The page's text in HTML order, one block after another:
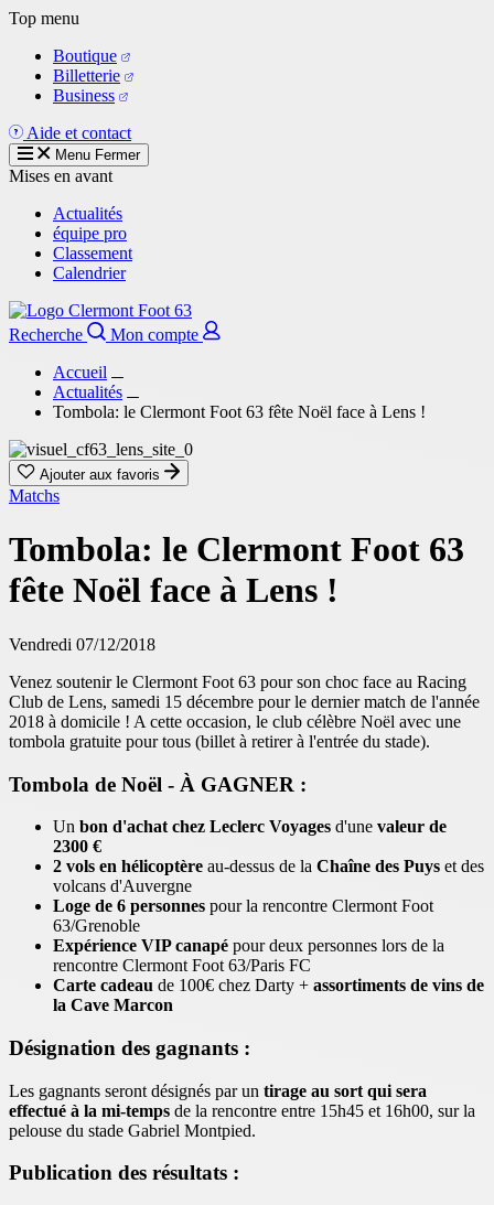
Aller
contenu
principal
Top menu
Boutique
Billetterie
Business
Aide et contact
Menu Fermer
Mises en avant
Actualités
équipe pro
Classement
Calendrier
Recherche
Mon compte
Accueil
Actualités
Tombola: le Clermont Foot 63 fête Noël face à Lens !
Ajouter aux favoris
Matchs
Tombola: le Clermont Foot 63
fête Noël face à Lens !
Vendredi 07/12/2018
Venez soutenir le Clermont Foot 63 pour son choc face au Racing
Club de Lens, samedi 15 décembre pour le dernier match de l'année
2018 à domicile ! A cette occasion, le club célèbre Noël avec une
tombola gratuite pour tous (billet à retirer à l'entrée du stade).
Tombola de Noël - À GAGNER :
Un bon d'achat chez Leclerc Voyages d'une valeur de
2300 €
2 vols en hélicoptère au-dessus de la Chaîne des Puys et des
volcans d'Auvergne
Loge de 6 personnes pour la rencontre Clermont Foot
63/Grenoble
Expérience VIP canapé pour deux personnes lors de la
rencontre Clermont Foot 63/Paris FC
Carte cadeau de 100€ chez Darty + assortiments de vins de
la Cave Marcon
Désignation des gagnants :
Les gagnants seront désignés par un tirage au sort qui sera
effectué à la mi-temps de la rencontre entre 15h45 et 16h00, sur la
pelouse du stade Gabriel Montpied.
Publication des résultats :